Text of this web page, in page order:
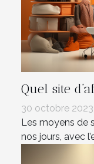
Quel site
30 octobre 2023
Les moyens de
nos jours, avec